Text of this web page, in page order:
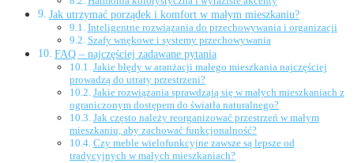
Jak utrzymać porządek i komfort w małym mieszkaniu?
Inteligentne rozwiązania do przechowywania i organizacji
Szafy wnękowe i systemy przechowywania
FAQ – najczęściej zadawane pytania
Jakie błędy w aranżacji małego mieszkania najczęściej
prowadzą do utraty przestrzeni?
Jakie rozwiązania sprawdzają się w małych mieszkaniach z
ograniczonym dostępem do światła naturalnego?
Jak często należy reorganizować przestrzeń w małym
mieszkaniu, aby zachować funkcjonalność?
Czy meble wielofunkcyjne zawsze są lepsze od
tradycyjnych w małych mieszkaniach?